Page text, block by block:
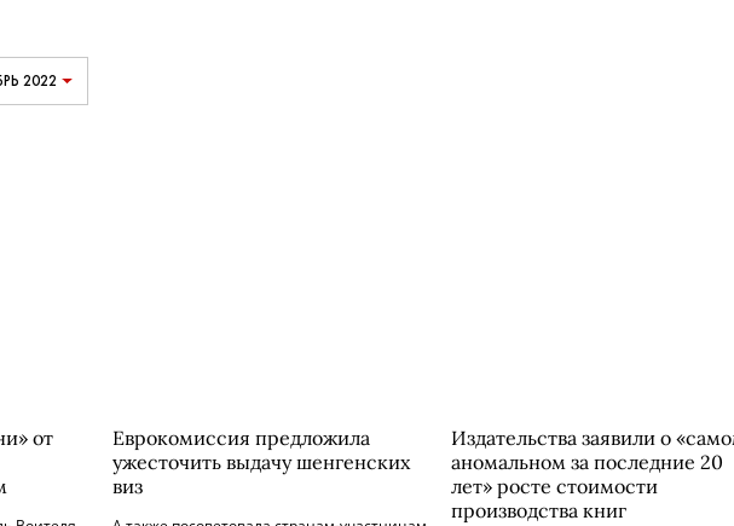
2022
от
Еврокомиссия предложила
ужесточить выдачу шенгенских
виз
Издательства заявили о
аномальном за последние 20
лет» росте стоимости
производства книг